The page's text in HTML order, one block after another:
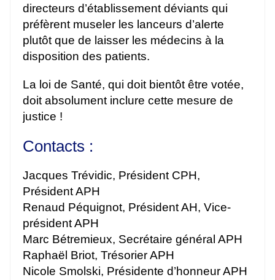
directeurs d’établissement déviants qui
préfèrent museler les lanceurs d’alerte
plutôt que de laisser les médecins à la
disposition des patients.
La loi de Santé, qui doit bientôt être votée,
doit absolument inclure cette mesure de
justice !
Contacts :
Jacques Trévidic, Président CPH,
Président APH
Renaud Péquignot, Président AH, Vice-
président APH
Marc Bétremieux, Secrétaire général APH
Raphaël Briot, Trésorier APH
Nicole Smolski, Présidente d’honneur APH